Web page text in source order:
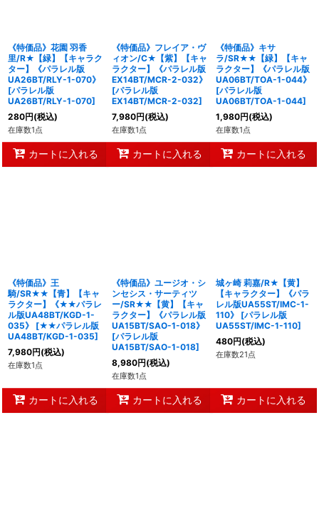
《特価品》花園 羽香
里/R★【緑】【キャラク
ター】《パラレル版
UA26BT/RLY-1-070》
[パラレル版
UA26BT/RLY-1-070]
280円(税込)
在庫数1点
カートに入れる
《特価品》フレイア・ヴ
ィオン/C★【紫】【キャ
ラクター】《パラレル版
EX14BT/MCR-2-032》
[パラレル版
EX14BT/MCR-2-032]
7,980円(税込)
在庫数1点
カートに入れる
《特価品》キサ
ラ/SR★★【緑】【キャ
ラクター】《パラレル版
UA06BT/TOA-1-044》
[パラレル版
UA06BT/TOA-1-044]
1,980円(税込)
在庫数1点
カートに入れる
《特価品》王
騎/SR★★【青】【キャ
ラクター】《★★パラレ
ル版UA48BT/KGD-1-
035》
[★★パラレル版
UA48BT/KGD-1-035]
7,980円(税込)
在庫数1点
カートに入れる
《特価品》ユージオ・シ
ンセシス・サーティツ
ー/SR★★【黄】【キャ
ラクター】《パラレル版
UA15BT/SAO-1-018》
[パラレル版
UA15BT/SAO-1-018]
8,980円(税込)
在庫数1点
カートに入れる
城ヶ崎 莉嘉/R★【黄】
【キャラクター】《パラ
レル版UA55ST/IMC-1-
110》
[パラレル版
UA55ST/IMC-1-110]
480円(税込)
在庫数21点
カートに入れる